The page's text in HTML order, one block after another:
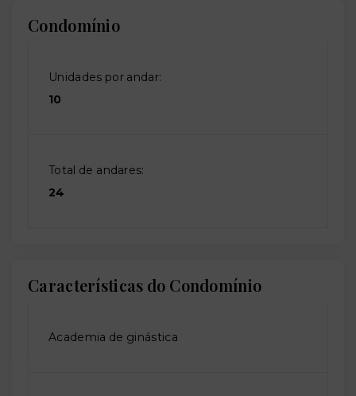
Condomínio
Unidades por andar:
10
Total de andares:
24
Características do Condomínio
Academia de ginástica